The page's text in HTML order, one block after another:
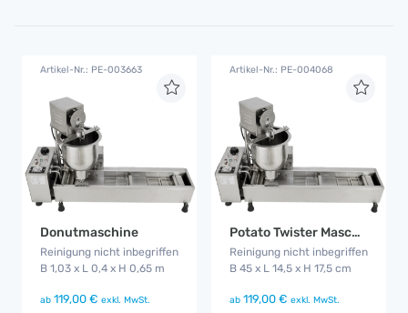
Artikel-Nr.: PE-003663
Donutmaschine
Reinigung nicht inbegriffen
B 1,03 x L 0,4 x H 0,65 m
ab 119,00 € exkl. MwSt.
Artikel-Nr.: PE-004068
Potato Twister Maschine
Reinigung nicht inbegriffen
B 45 x L 14,5 x H 17,5 cm
ab 119,00 € exkl. MwSt.